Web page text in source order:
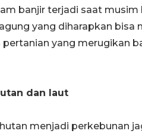
banjir terjadi saat
yang diharapkan
yang merugikan
dan laut
menjadi perkebunan